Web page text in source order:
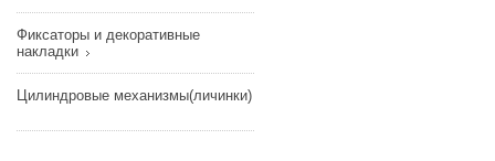
Фиксаторы и декоративные
накладки
Цилиндровые механизмы(личинки)